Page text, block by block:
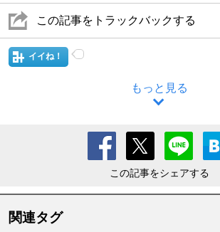
この記事をトラックバックする
イイね！
もっと見る
この記事をシェアする
関連タグ